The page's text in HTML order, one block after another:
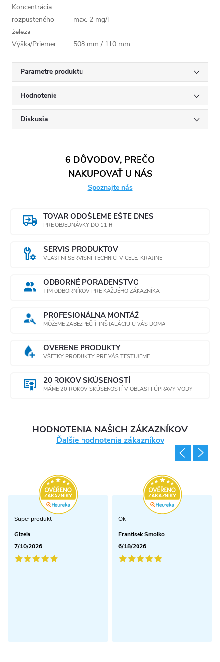
Koncentrácia
rozpusteného
železa
max. 2 mg/l
Výška/Priemer 508 mm / 110 mm
Parametre produktu
Hodnotenie
Diskusia
6 DÔVODOV, PREČO
NAKUPOVAŤ U NÁS
Spoznajte nás
TOVAR ODOŠLEME EŠTE DNES
PRE OBJEDNÁVKY DO 11 H
SERVIS PRODUKTOV
VLASTNÍ SERVISNÍ TECHNICI V CELEJ KRAJINE
ODBORNÉ PORADENSTVO
TÍM ODBORNÍKOV PRE KAŽDÉHO ZÁKAZNÍKA
PROFESIONÁLNA MONTÁŽ
MÔŽEME ZABEZPEČIŤ INŠTALÁCIU U VÁS DOMA
OVERENÉ PRODUKTY
VŠETKY PRODUKTY PRE VÁS TESTUJEME
20 ROKOV SKÚSENOSTÍ
MÁME 20 ROKOV SKÚSENOSTÍ V OBLASTI ÚPRAVY VODY
HODNOTENIA NAŠICH ZÁKAZNÍKOV
Ďalšie hodnotenia zákazníkov
Super produkt
Gizela
7/10/2026
Ok
Frantisek Smolko
6/18/2026